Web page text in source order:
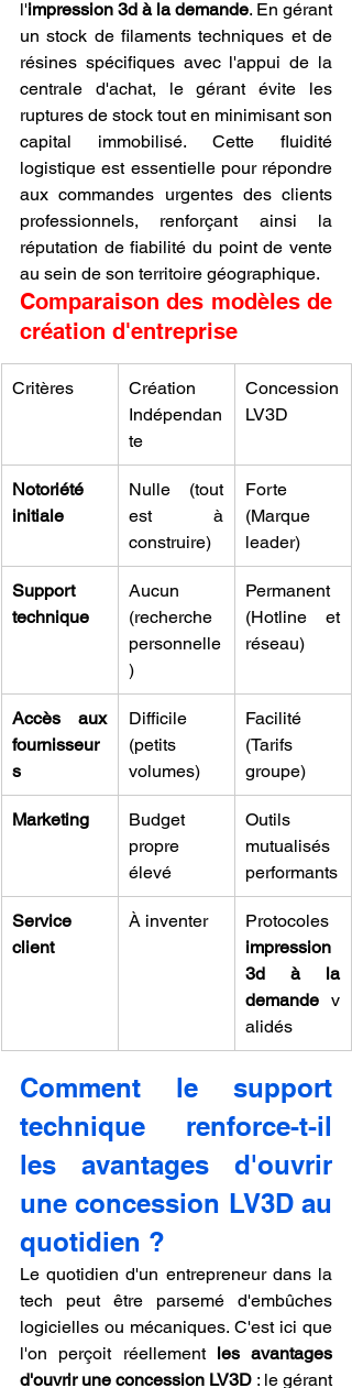
l'impression 3d à la demande. En gérant
un stock de filaments techniques et de
résines spécifiques avec l'appui de la
centrale d'achat, le gérant évite les
ruptures de stock tout en minimisant son
capital immobilisé. Cette fluidité
logistique est essentielle pour répondre
aux commandes urgentes des clients
professionnels, renforçant ainsi la
réputation de fiabilité du point de vente
au sein de son territoire géographique.
Comparaison des modèles de
création d'entreprise
Critères
Création
Indépendan
te
Concession
LV3D
Notoriété
initiale
Nulle (tout
est à
construire)
Forte
(Marque
leader)
Support
technique
Aucun
(recherche
personnelle
)
Permanent
(Hotline et
réseau)
Accès aux
fournisseur
s
Difficile
(petits
volumes)
Facilité
(Tarifs
groupe)
Marketing
Budget
propre
élevé
Outils
mutualisés
performants
Service
client
À inventer
impression
3d à la
demande v
alidés
Comment le support
technique renforce-t-il
les avantages d'ouvrir
une concession LV3D au
quotidien ?
Le quotidien d'un entrepreneur dans la
tech peut être parsemé d'embûches
logicielles ou mécaniques. C'est ici que
l'on perçoit réellement les avantages
d'ouvrir une concession LV3D : le gérant